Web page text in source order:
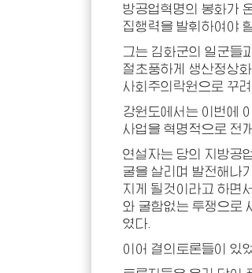
방공업혁명의 봉화가
집행력을 발휘하여야
그는 김화군의 일군들
절초풍하게 생산정상
사회주의락원으로 꾸
강원도에서는 이번에
사업을 혁명적으로 전
연설자는 당의 지방공
굴을 살리며 발전해나
지게 될것이라고 하면
와 굴함없는 투쟁으로
였다.
이어 결의토론들이 있